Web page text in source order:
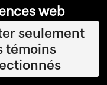
web
seulement
témoins